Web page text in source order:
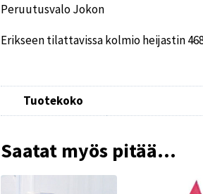
Peruutusvalo Jokon
Erikseen tilattavissa kolmio heijastin
Tuotekoko
Saatat myös pitää...